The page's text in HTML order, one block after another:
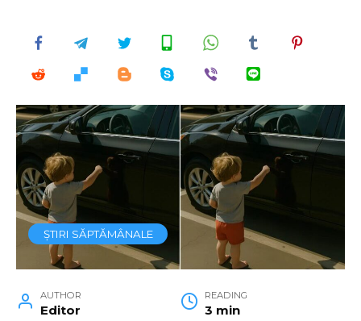
ȘTIRI SĂPTĂMÂNALE
AUTHOR
Editor
READING
3 min